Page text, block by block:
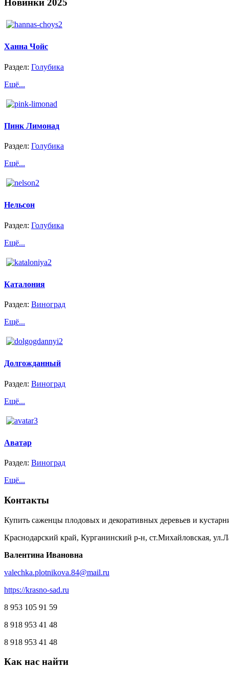
Новинки 2025
Ханна Чойс
Раздел: Голубика
Ещё...
Пинк Лимонад
Раздел: Голубика
Ещё...
Нельсон
Раздел: Голубика
Ещё...
Каталония
Раздел: Виноград
Ещё...
Долгожданный
Раздел: Виноград
Ещё...
Аватар
Раздел: Виноград
Ещё...
Контакты
Купить саженцы плодовых и декоративных деревьев и
Краснодарский край, Курганинский р-н, ст.Михайловская,
Валентина Ивановна
valechka.plotnikova.84@mail.ru
https://krasno-sad.ru
8 953 105 91 59
8 918 953 41 48
8 918 953 41 48
Как нас найти